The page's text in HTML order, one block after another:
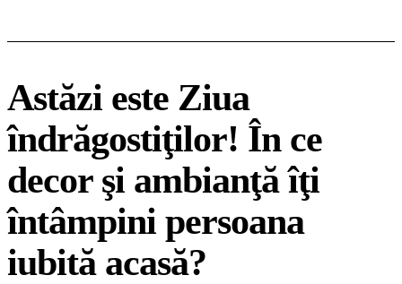
Astăzi este Ziua
îndrăgostiţilor! În ce
decor şi ambianţă îţi
întâmpini persoana
iubită acasă?